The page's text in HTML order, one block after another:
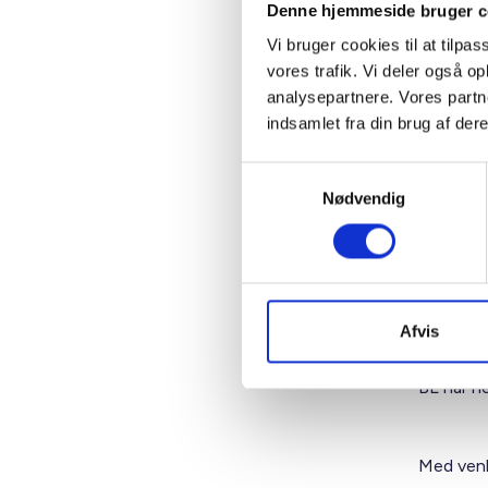
Denne hjemmeside bruger
Vi bruger cookies til at
vores trafik. Vi deler også
analysepartnere. Vores
indsamlet fra din brug af
Nødvendig
Afvis
kunne
en
§ 24
kunne
Det
den
BL har
Med